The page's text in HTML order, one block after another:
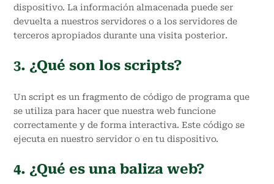
dispositivo. La información almacenada puede ser
devuelta a nuestros servidores o a los servidores de
terceros apropiados durante una visita posterior.
3. ¿Qué son los scripts?
Un script es un fragmento de código de programa que
se utiliza para hacer que nuestra web funcione
correctamente y de forma interactiva. Este código se
ejecuta en nuestro servidor o en tu dispositivo.
4. ¿Qué es una baliza web?